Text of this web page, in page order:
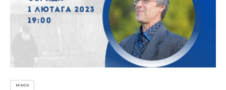
МІНСК